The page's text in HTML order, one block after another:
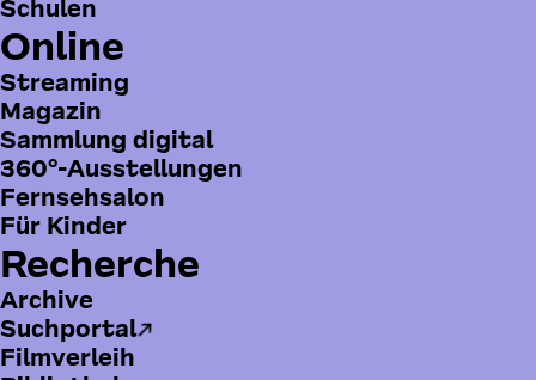
n
ü
Schulen
Online
Streaming
Magazin
Sammlung digital
360°-Ausstellungen
Fernsehsalon
Für Kinder
Recherche
Archive
Suchportal
Filmverleih